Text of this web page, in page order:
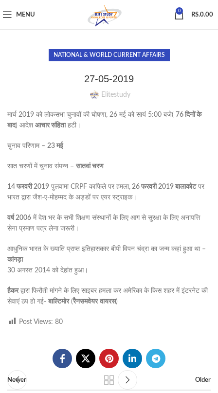
MENU
0
RS.0.00
NATIONAL & WORLD CURRENT AFFAIRS
27-05-2019
Elitestudy
मार्च 2019 को लोकसभा चुनावों की घोषणा, 26 मई को सायं 5:00 बजे( 76 दिनों के
बाद) आदेश आचार संहिताहटी।
चुनाव परिणाम – 23 मई
सात चरणों में चुनाव संपन्न – सातवां चरण
14 फरवरी 2019 पुलवामा CRPF काफिले पर हमला, 26 फरवरी 2019 बालाकोटपर
भारत द्वारा जैश-ए-मोहम्मद के अड्डों पर एयर स्ट्राइक।
वर्ष 2006 में देश भर के सभी शिक्षण संस्थानों के लिए आग से सुरक्षा के लिए अनापत्ति
सेना प्रमाण पत्र लेना जरूरी।
आधुनिक भारत के ख्याति प्राप्त इतिहासकार बीपी विपन चंद्रा का जन्म कहां हुआ था –
कांगड़ा
30 अगस्त 2014 को देहांत हुआ।
हैकरद्वारा फिरौती मांगने के लिए साइबर हमला कर अमेरिका के किस शहर में इंटरनेट की
सेवाएं ठप हो गई- बाल्टिमोर(रैेनसमवेयर वायरस)
Post Views: 80
Newer Older